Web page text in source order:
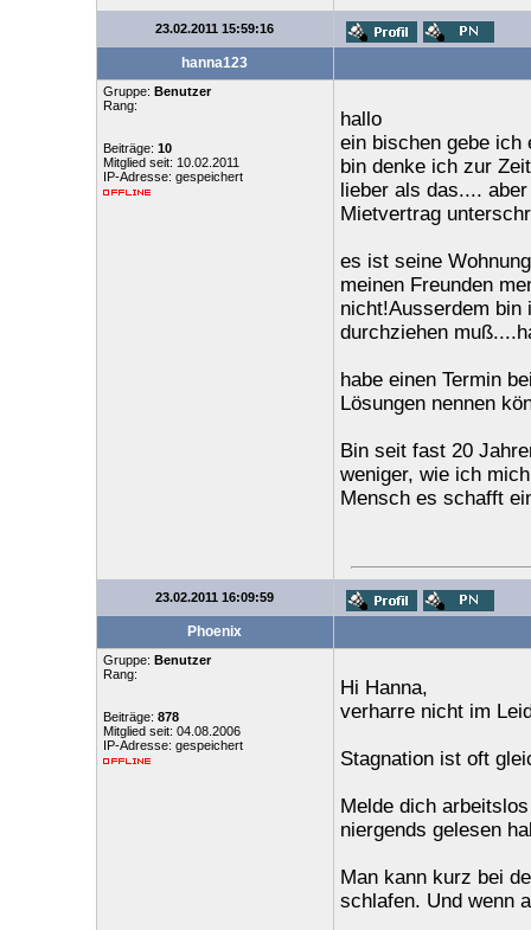
23.02.2011 15:59:16
hanna123
Gruppe: Benutzer
Rang:
Beiträge: 10
Mitglied seit: 10.02.2011
IP-Adresse: gespeichert
hallo
ein bischen gebe ich
bin denke ich zur
lieber als das....
Mietvertrag
es ist seine
meinen Freunden
nicht!Ausserdem
durchziehen
habe einen Termin
Lösungen nennen
Bin seit fast 20
weniger, wie ich
Mensch es schafft
23.02.2011 16:09:59
Phoenix
Gruppe: Benutzer
Rang:
Beiträge: 878
Mitglied seit: 04.08.2006
IP-Adresse: gespeichert
Hi Hanna,
verharre nicht im
Stagnation ist oft
Melde dich
niergends gelesen
Man kann kurz bei
schlafen. Und wenn